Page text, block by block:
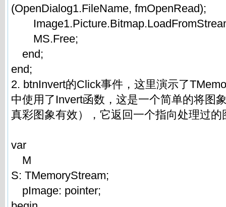
(OpenDialog1.FileName, fmOpenRead);
MS.Free;
end;
end;
2. btnInvert的Click事件，这里演示了
中使用了Invert函数，这是一个简单的将图
真彩图象有效），它返回一个指向处理过
var
M
S: TMemoryStream;
pImage: pointer;